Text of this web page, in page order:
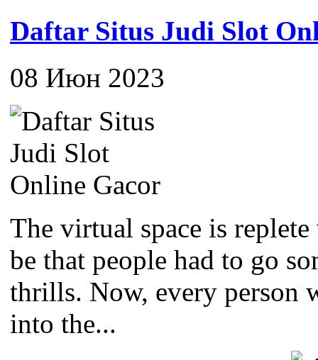
Daftar Situs Judi Slot
08 Июн 2023
The virtual space is
be that people had to go
thrills. Now, every person
into the...